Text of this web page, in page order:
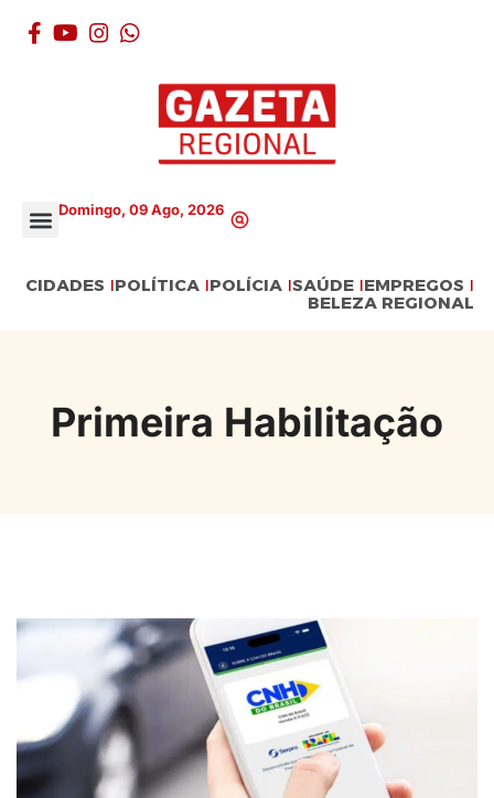
Domingo, 09 Ago, 2026
CIDADES POLÍTICA POLÍCIA SAÚDE EMPREGOS
BELEZA REGIONAL
Primeira Habilitação